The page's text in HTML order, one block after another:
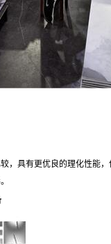
，具有更优良的理化性能